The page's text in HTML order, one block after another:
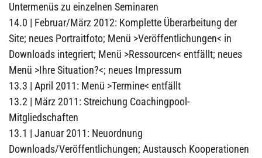
Untermenüs zu einzelnen Seminaren
14.0 | Februar/März 2012: Komplette Überarbeitung der
Site; neues Portraitfoto; Menü >Veröffentlichungen< in
Downloads integriert; Menü >Ressourcen< entfällt; neues
Menü >Ihre Situation?<; neues Impressum
13.3 | April 2011: Menü >Termine< entfällt
13.2 | März 2011: Streichung Coachingpool-
Mitgliedschaften
13.1 | Januar 2011: Neuordnung
Downloads/Veröffentlichungen; Austausch Kooperationen